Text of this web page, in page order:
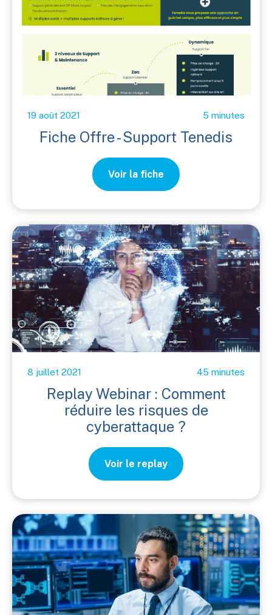
19 août 2021 5 minutes
Fiche Offre - Support Tenedis
Voir la fiche
8 juillet 2021 45 minutes
Replay Webinar : Comment
réduire les risques de
cyberattaque ?
Voir le replay